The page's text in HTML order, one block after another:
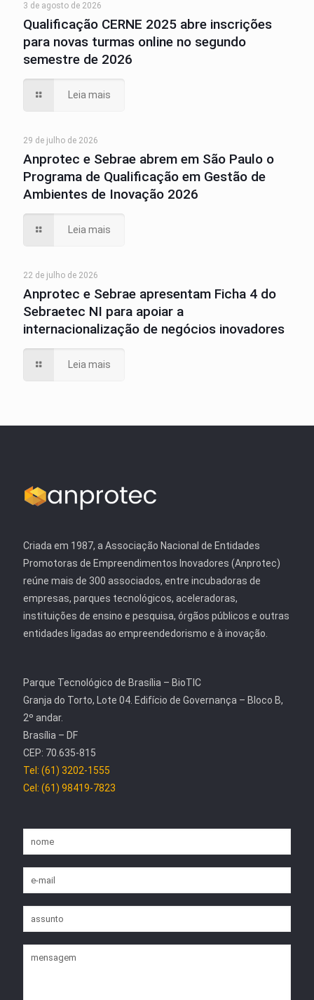
3 de agosto de 2026
Qualificação CERNE 2025 abre inscrições
para novas turmas online no segundo
semestre de 2026
Leia mais
29 de julho de 2026
Anprotec e Sebrae abrem em São Paulo o
Programa de Qualificação em Gestão de
Ambientes de Inovação 2026
Leia mais
22 de julho de 2026
Anprotec e Sebrae apresentam Ficha 4 do
Sebraetec NI para apoiar a
internacionalização de negócios inovadores
Leia mais
Criada em 1987, a Associação Nacional de Entidades
Promotoras de Empreendimentos Inovadores (Anprotec)
reúne mais de 300 associados, entre incubadoras de
empresas, parques tecnológicos, aceleradoras,
instituições de ensino e pesquisa, órgãos públicos e outras
entidades ligadas ao empreendedorismo e à inovação.
Parque Tecnológico de Brasília – BioTIC
Granja do Torto, Lote 04. Edifício de Governança – Bloco B,
2º andar.
Brasília – DF
CEP: 70.635-815
Tel: (61) 3202-1555
Cel: (61) 98419-7823